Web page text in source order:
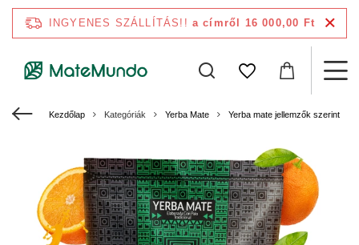
INGYENES SZÁLLÍTÁS!! a címről 16 000,00 Ft
Kezdőlap Kategóriák Yerba Mate Yerba mate jellemzők szerint